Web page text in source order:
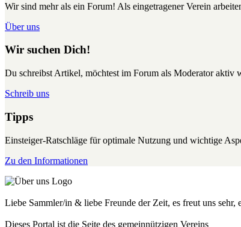
Wir sind mehr als ein Forum! Als eingetragener Verein
Über uns
Wir suchen Dich!
Du schreibst Artikel, möchtest im Forum als Moderator
Schreib uns
Tipps
Einsteiger-Ratschläge für optimale Nutzung und wichtige
Zu den Informationen
Liebe Sammler/in & liebe Freunde der Zeit, es freut uns sehr,
Dieses Portal ist die Seite des gemeinnützigen Vereins